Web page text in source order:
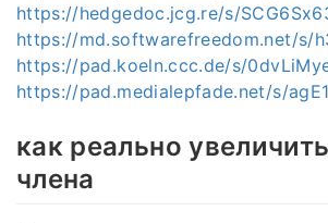
https://hedgedoc.jcg.re/s/
https://md.softwarefreedom.net/s/
https://pad.koeln.ccc.de/s/
https://pad.medialepfade.net/s/
как реально
члена